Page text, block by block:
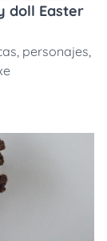
doll Easter
, personajes,